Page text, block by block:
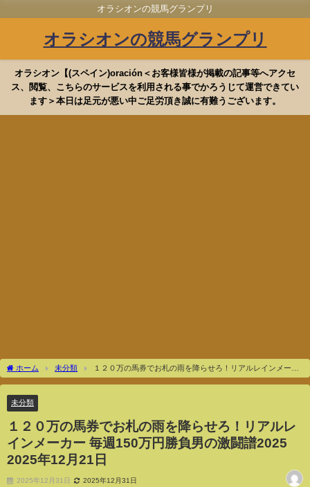
オラシオンの競馬グランプリ
オラシオンの競馬グランプリ
オラシオン【(スペイン)oración＜お客様皆様が掲載の記事等へアクセ
ス、閲覧、こちらのサービスを利用される事でかろうじて運営できてい
ます＞本日は足元が悪い中ご足労頂き誠に有難うございます。
ホーム 未分類
１２０万の馬券でお札の雨を降らせろ！リアルレインメーカ
ー 毎週150万円勝負男の激闘譜2025 2025年12月21日
未分類
１２０万の馬券でお札の雨を降らせろ！リアルレ
インメーカー 毎週150万円勝負男の激闘譜2025
2025年12月21日
2025年12月31日 2025年12月31日